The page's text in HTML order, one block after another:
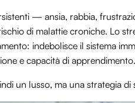
— ansia, rabbia,
di malattie croniche. Lo
indebolisce il sistema
e capacità di apprendimento.
un lusso, ma una strategia